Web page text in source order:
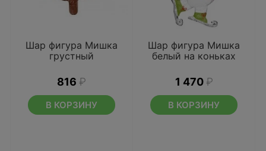
Шар фигура Мишка
грустный
816 ₽
В КОРЗИНУ
Шар фигура Мишка
белый на коньках
1 470 ₽
В КОРЗИНУ